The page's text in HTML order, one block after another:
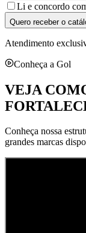
Li e concordo
Quero receber o
Atendimento
Conheça a Gol
VEJA
Conheça nossa
grandes marcas